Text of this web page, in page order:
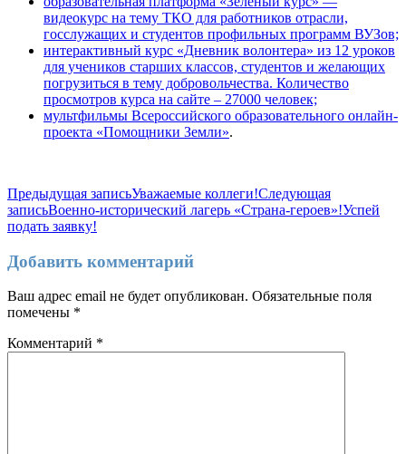
видеокурс на тему ТКО для работников отрасли,
госслужащих и студентов профильных программ ВУЗов;
интерактивный курс «Дневник волонтера» из 12 уроков
для учеников старших классов, студентов и желающих
погрузиться в тему добровольчества. Количество
просмотров курса на сайте – 27000 человек;
мультфильмы Всероссийского образовательного онлайн-
проекта «Помощники Земли».
Навигация
по
Предыдущая записьУважаемые коллеги!Следующая
записьВоенно-исторический лагерь «Страна-героев»!Успей
подать заявку!
Добавить комментарий
Ваш адрес email не будет опубликован. Обязательные поля
помечены *
Комментарий *